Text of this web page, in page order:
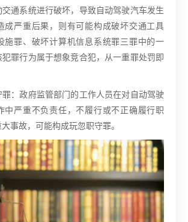
通系统进行破坏，导致自动驾驶汽车发生
成严重后果，则有可能构成破坏交通工具
施罪、破坏计算机信息系统罪三罪中的一
罪行为属于想象竞合犯，从一重罪处罚即
罪：政府监管部门的工作人员在对自动驾驶
中严重不负责任，不履行或不正确履行职
事故，可能构成玩忽职守罪。